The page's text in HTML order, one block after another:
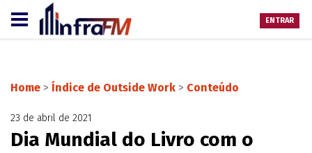
ENTRAR
Home > Índice de Outside Work > Conteúdo
23 de abril de 2021
Dia Mundial do Livro com o